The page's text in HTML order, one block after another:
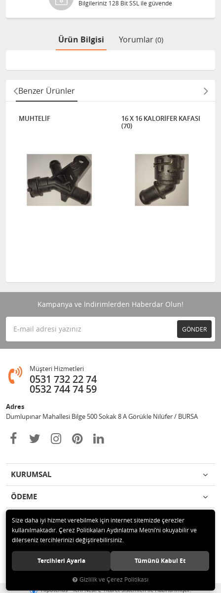
Bilgileriniz 128 Bit SSL ile güvende
Ürün Bilgisi Yorumlar (0)
Benzer Ürünler
MUHTELİF
16 X 16 KALORİFER KAFASI
(70)
Kampanya ve İndirimlerden Haberdar Olun!
GÖNDER
Müşteri Hizmetleri
0531 732 22 74
0532 744 74 59
Adres
Dumlupınar Mahallesi Bilge 500 Sokak 8 A Görükle Nilüfer / BURSA
KURUMSAL
ÖDEME
İLETİŞİM
© 2020 MAG OTOMOTİV Tüm hakları saklıdır.
Hipotenüs Yeni Nesil E-Ticaret Sistemleri ile Hazırlanmıştır.
Size daha iyi hizmet verebilmek için internet sitemizde çerezler
kullanılmaktadır. Çerez Politikaları Aydınlatma Metni’ni okuyabilir ve
dilerseniz tercihlerinizi değiştirebilirsiniz.
Tercihleri Ayarla Tümünü Kabul Et
Gizlilik ve Çerez Politikası